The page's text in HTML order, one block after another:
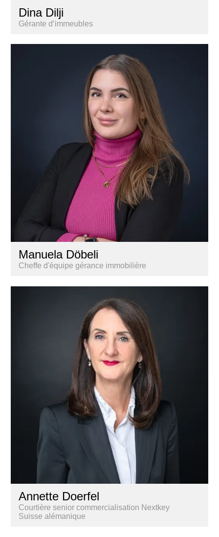
Dina Dilji
Gérante d’immeubles
Manuela Döbeli
Cheffe d'équipe gérance immobilière
Annette Doerfel
Courtière senior commercialisation Nextkey
Suisse alémanique